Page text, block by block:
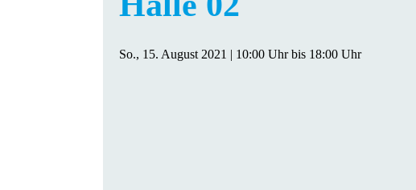
So., 15. August 2021 | 10:00 Uhrbis 18:00 Uhr